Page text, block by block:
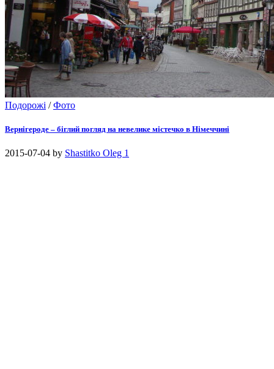
Подорожі /Фото
Вернігероде – біглий погляд на невелике містечко в Німеччині
2015-07-04 by Shastitko Oleg 1